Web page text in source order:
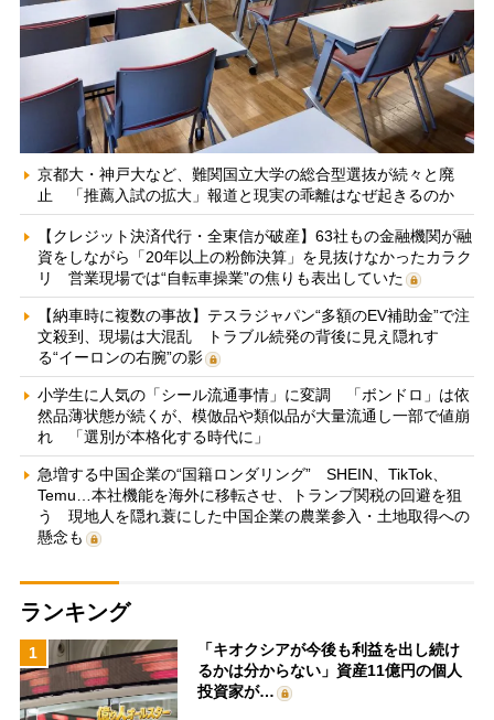
京都大・神戸大など、難関国立大学の総合型選抜が続々と廃
止 「推薦入試の拡大」報道と現実の乖離はなぜ起きるのか
【クレジット決済代行・全東信が破産】63社もの金融機関が融
資をしながら「20年以上の粉飾決算」を見抜けなかったカラク
リ 営業現場では“自転車操業”の焦りも表出していた
【納車時に複数の事故】テスラジャパン“多額のEV補助金”で注
文殺到、現場は大混乱 トラブル続発の背後に見え隠れす
る“イーロンの右腕”の影
小学生に人気の「シール流通事情」に変調 「ボンドロ」は依
然品薄状態が続くが、模倣品や類似品が大量流通し一部で値崩
れ 「選別が本格化する時代に」
急増する中国企業の“国籍ロンダリング” SHEIN、TikTok、
Temu…本社機能を海外に移転させ、トランプ関税の回避を狙
う 現地人を隠れ蓑にした中国企業の農業参入・土地取得への
懸念も
ランキング
1
「キオクシアが今後も利益を出し続け
るかは分からない」資産11億円の個人
投資家が…